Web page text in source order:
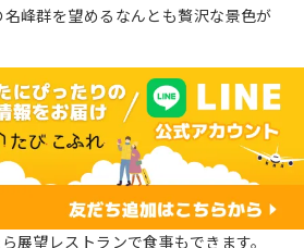
峰群を望めるなんとも贅沢な景色が
展望レストランで食事もできます。